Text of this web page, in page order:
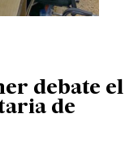
debate el
de